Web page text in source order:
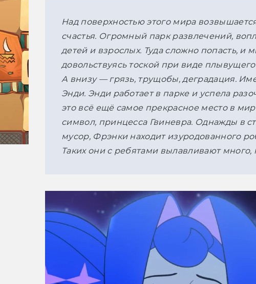
Над поверхностью этого мира
счастья. Огромный парк развлечений,
детей и взрослых. Туда сложно попасть, и
довольствуясь тоской при виде
А внизу — грязь, трущобы, деградация.
Энди. Энди работает в парке и успела
это всё ещё самое прекрасное место в
символ, принцесса Гвиневра. Однажды в
мусор, Фрэнки находит изуродованного
Таких они с ребятами вылавливают много,